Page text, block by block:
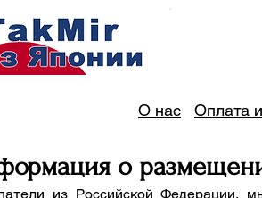
О нас Оплата
о
из Российской Федерации,